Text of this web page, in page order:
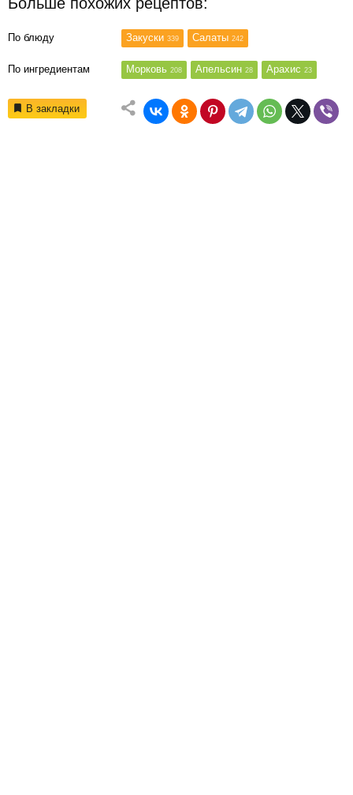
По блюду Закуски 339 Салаты 242
По ингредиентам Морковь 208 Апельсин 28 Арахис 23
В закладки